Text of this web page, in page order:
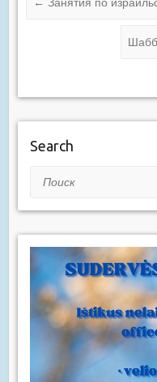
← Занятия по
Search
Поиск